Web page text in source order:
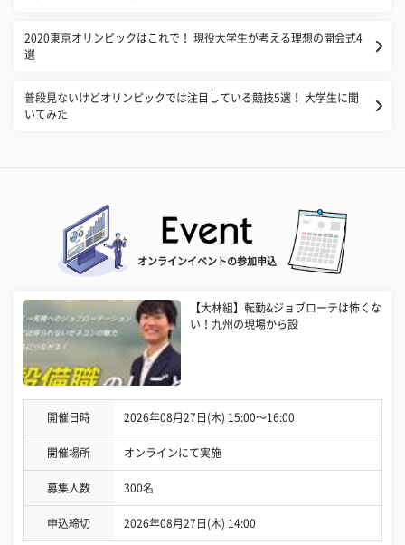
2020東京オリンピックはこれで！ 現役大学生が考える理想の開会式4
選
普段見ないけどオリンピックでは注目している競技5選！ 大学生に聞
いてみた
オンラインイベントの参加申込
【大林組】転勤&ジョブローテは怖くな
い！九州の現場から設
開催日時 2026年08月27日(木) 15:00〜16:00
開催場所 オンラインにて実施
募集人数 300名
申込締切 2026年08月27日(木) 14:00